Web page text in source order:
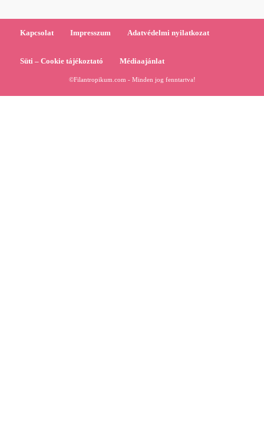
Kapcsolat Impresszum Adatvédelmi nyilatkozat
Süti – Cookie tájékoztató Médiaajánlat
©Filantropikum.com - Minden jog fenntartva!